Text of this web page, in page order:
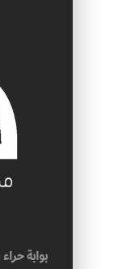
بوابة حراء